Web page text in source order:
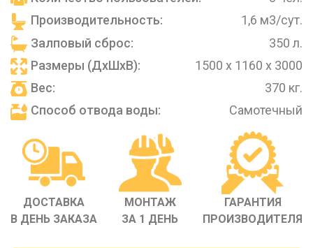
Производительность:
1,6 м3/сут.
Залповый сброс:
350 л.
Размеры (ДхШхВ):
1500 х 1160 х 3000
Вес:
370 кг.
Способ отвода воды:
Самотечный
ДОСТАВКА
В ДЕНЬ ЗАКАЗА
МОНТАЖ
ЗА 1 ДЕНЬ
ГАРАНТИЯ
ПРОИЗВОДИТЕЛЯ